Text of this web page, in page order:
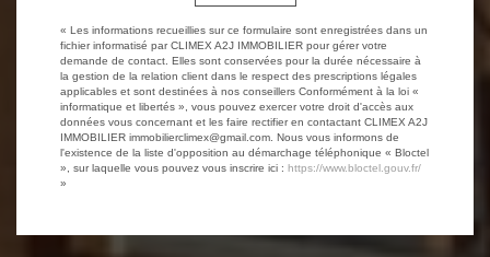
« Les informations recueillies sur ce formulaire sont enregistrées dans un
fichier informatisé par CLIMEX A2J IMMOBILIER pour gérer votre
demande de contact. Elles sont conservées pour la durée nécessaire à
la gestion de la relation client dans le respect des prescriptions légales
applicables et sont destinées à nos conseillers Conformément à la loi «
informatique et libertés », vous pouvez exercer votre droit d'accès aux
données vous concernant et les faire rectifier en contactant CLIMEX A2J
IMMOBILIER immobilierclimex@gmail.com. Nous vous informons de
l'existence de la liste d'opposition au démarchage téléphonique « Bloctel
», sur laquelle vous pouvez vous inscrire ici : https://www.bloctel.gouv.fr/
»